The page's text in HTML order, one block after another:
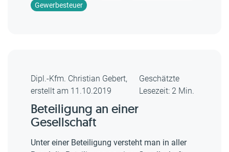
Gewerbesteuer
Dipl.-Kfm. Christian Gebert,
erstellt am 11.10.2019
Geschätzte
Lesezeit: 2 Min.
Beteiligung an einer
Gesellschaft
Unter einer Beteiligung versteht man in aller